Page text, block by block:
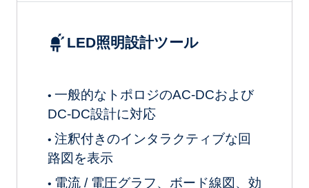
LED照明設計ツール
• 一般的なトポロジのAC-DCおよび
DC-DC設計に対応
• 注釈付きのインタラクティブな回
路図を表示
• 電流 / 電圧グラフ、ボード線図、効